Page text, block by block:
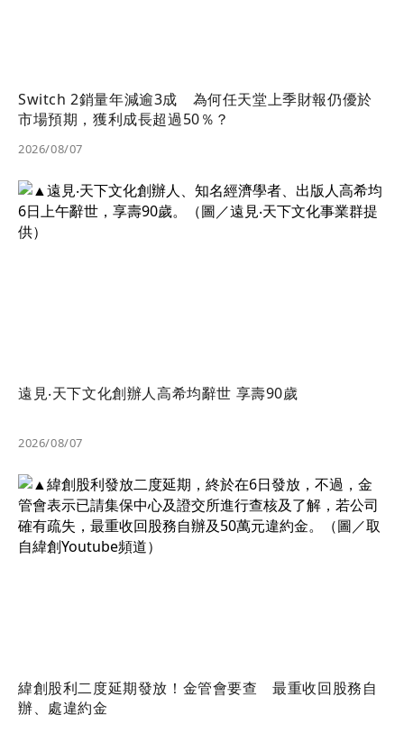
Switch 2銷量年減逾3成 為何任天堂上季財報仍優於
市場預期，獲利成長超過50％？
2026/08/07
遠見‧天下文化創辦人高希均辭世 享壽90歲
2026/08/07
緯創股利二度延期發放！金管會要查 最重收回股務自
辦、處違約金